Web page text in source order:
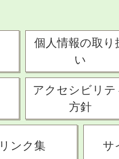
個人情報の取り
い
アクセシビリテ
方針
リンク集 サ